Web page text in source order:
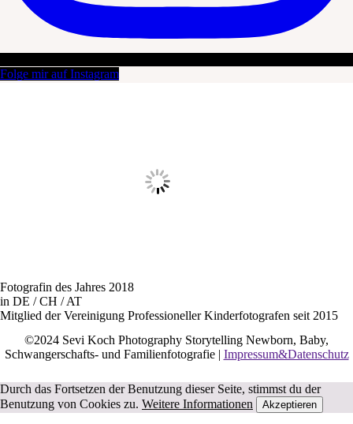
Folge mir auf Instagram
Fotografin des Jahres 2018
in DE / CH / AT
Mitglied der Vereinigung Professioneller Kinderfotografen seit 2015
©2024 Sevi Koch Photography Storytelling Newborn, Baby,
Schwangerschafts- und Familienfotografie | Impressum&Datenschutz
Durch das Fortsetzen der Benutzung dieser Seite, stimmst du der
Benutzung von Cookies zu. Weitere Informationen Akzeptieren